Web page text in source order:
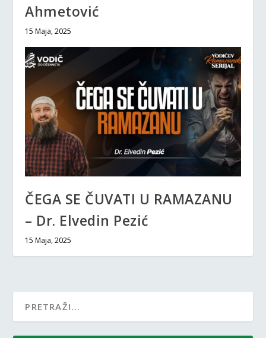
Ahmetović
15 Maja, 2025
ČEGA SE ČUVATI U RAMAZANU
– Dr. Elvedin Pezić
15 Maja, 2025